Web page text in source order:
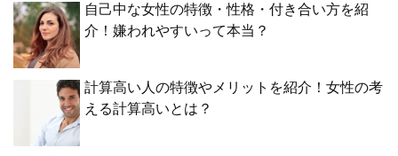
自己中な女性の特徴・性格・付き合い方を紹
介！嫌われやすいって本当？
計算高い人の特徴やメリットを紹介！女性の考
える計算高いとは？